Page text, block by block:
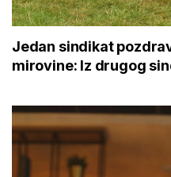
Jedan sindikat
mirovine: Iz drugog